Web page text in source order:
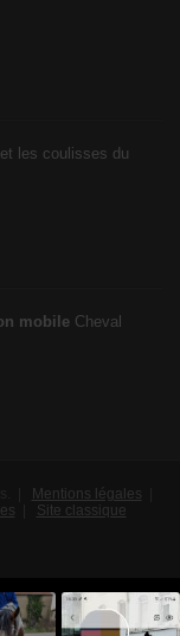
les coulisses du
mobile Cheval
Mentions légales
Site classique